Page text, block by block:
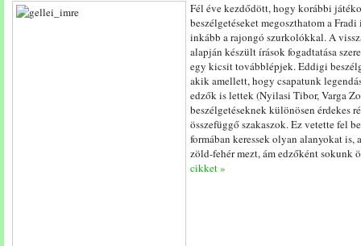
Fél éve kezdődött, hogy korábbi
beszélgetéseket megoszthatom a
inkább a rajongó szurkolókkal. A
alapján készült írások fogadtatása
egy kicsit továbblépjek. Eddigi
akik amellett, hogy csapatunk
edzők is lettek (Nyilasi Tibor, Varga
beszélgetéseknek különösen érdekes
összefüggő szakaszok. Ez vetette fel
formában keressek olyan alanyokat
zöld-fehér mezt, ám edzőként sokunk
cikket »